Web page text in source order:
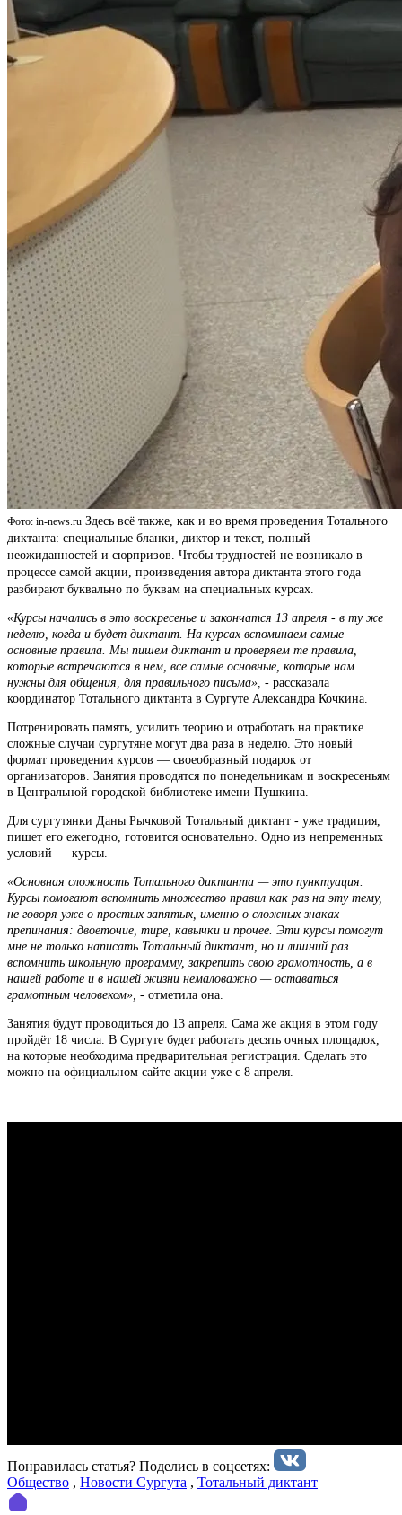
Фото: in-news.ru Здесь всё также, как и во время проведения Тотального
диктанта: специальные бланки, диктор и текст, полный
неожиданностей и сюрпризов. Чтобы трудностей не возникало в
процессе самой акции, произведения автора диктанта этого года
разбирают буквально по буквам на специальных курсах.
«Курсы начались в это воскресенье и закончатся 13 апреля - в ту же
неделю, когда и будет диктант. На курсах вспоминаем самые
основные правила. Мы пишем диктант и проверяем те правила,
которые встречаются в нем, все самые основные, которые нам
нужны для общения, для правильного письма», - рассказала
координатор Тотального диктанта в Сургуте Александра Кочкина.
Потренировать память, усилить теорию и отработать на практике
сложные случаи сургутяне могут два раза в неделю. Это новый
формат проведения курсов — своеобразный подарок от
организаторов. Занятия проводятся по понедельникам и воскресеньям
в Центральной городской библиотеке имени Пушкина.
Для сургутянки Даны Рычковой Тотальный диктант - уже традиция,
пишет его ежегодно, готовится основательно. Одно из непременных
условий — курсы.
«Основная сложность Тотального диктанта — это пунктуация.
Курсы помогают вспомнить множество правил как раз на эту тему,
не говоря уже о простых запятых, именно о сложных знаках
препинания: двоеточие, тире, кавычки и прочее. Эти курсы помогут
мне не только написать Тотальный диктант, но и лишний раз
вспомнить школьную программу, закрепить свою грамотность, а в
нашей работе и в нашей жизни немаловажно — оставаться
грамотным человеком», - отметила она.
Занятия будут проводиться до 13 апреля. Сама же акция в этом году
пройдёт 18 числа. В Сургуте будет работать десять очных площадок,
на которые необходима предварительная регистрация. Сделать это
можно на официальном сайте акции уже с 8 апреля.
Понравилась статья? Поделиcь в соцсетях:
Общество , Новости Сургута , Тотальный диктант